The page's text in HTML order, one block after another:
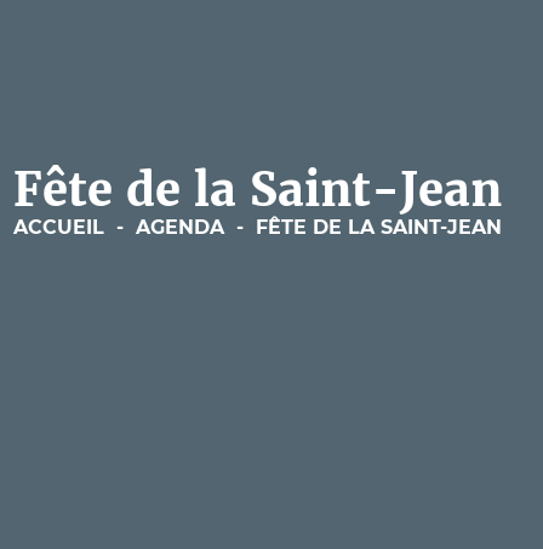
Fête de la Saint-Jean
ACCUEIL - AGENDA - FÊTE DE LA SAINT-JEAN